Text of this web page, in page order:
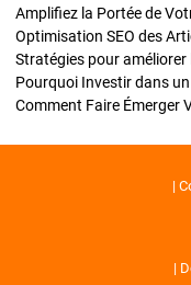
Amplifiez la Portée de